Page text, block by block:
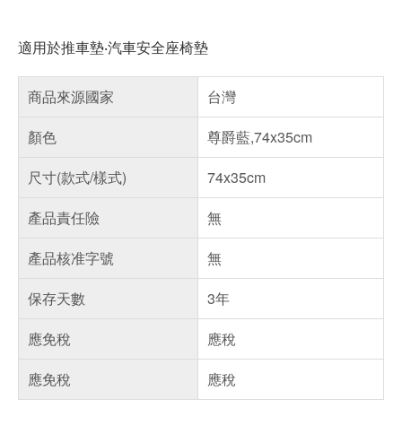
適用於推車墊‧汽車安全座椅墊
商品來源國家
台灣
顏色
尊爵藍,74x35cm
尺寸(款式/樣式)
74x35cm
產品責任險
無
產品核准字號
無
保存天數
3年
應免稅
應稅
應免稅
應稅